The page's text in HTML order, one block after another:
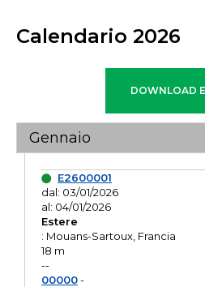
Calendario 2026
Gennaio
E2600001
dal: 03/01/2026
al: 04/01/2026
Estere
: Mouans-Sartoux, Francia
18 m
--
00000-